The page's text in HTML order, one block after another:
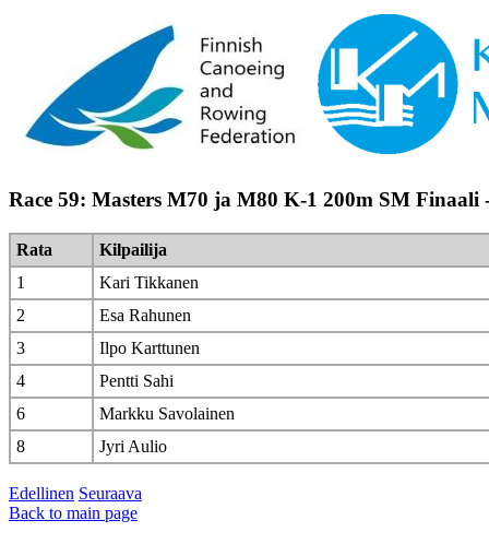
Race 59: Masters M70 ja M80 K-1 200m SM Finaali
Rata
Kilpailija
1
Kari Tikkanen
2
Esa Rahunen
3
Ilpo Karttunen
4
Pentti Sahi
6
Markku Savolainen
8
Jyri Aulio
Edellinen Seuraava
Back to main page